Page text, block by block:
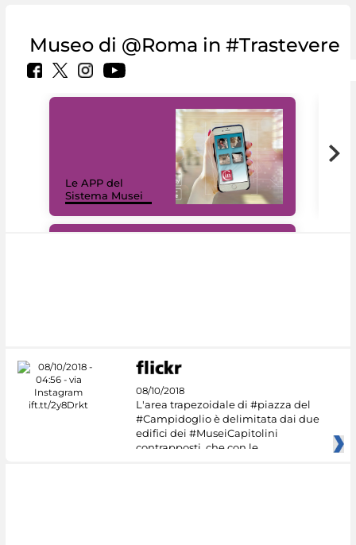
Museo di @Roma in #Trastevere
Le APP del
Sistema Musei
08/10/2018
L'area trapezoidale di #piazza del
#Campidoglio è delimitata dai due
edifici dei #MuseiCapitolini
contrapposti, che con le